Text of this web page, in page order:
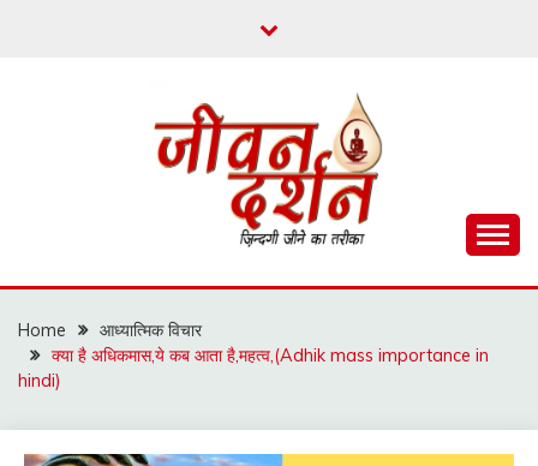
जीवन दर्शन
Home
आध्यात्मिक विचार
क्या है अधिकमास,ये कब आता है,महत्व,(Adhik mass importance in
hindi)